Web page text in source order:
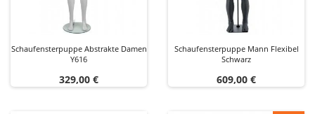
Schaufensterpuppe Abstrakte Damen
Y616
Preis
329,00 €
Schaufensterpuppe Mann Flexibel
Schwarz
Preis
609,00 €